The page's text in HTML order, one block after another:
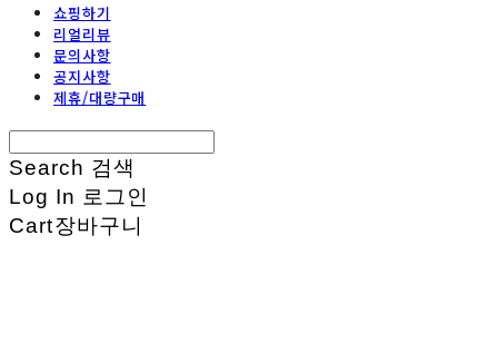
쇼핑하기
리얼리뷰
문의사항
공지사항
제휴/대량구매
Search 검색
Log In 로그인
Cart장바구니